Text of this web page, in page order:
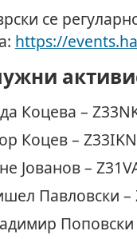
се
https://
Коцева –
Коцев – Z33IKN
Јованов –
Павловски –
Поповски